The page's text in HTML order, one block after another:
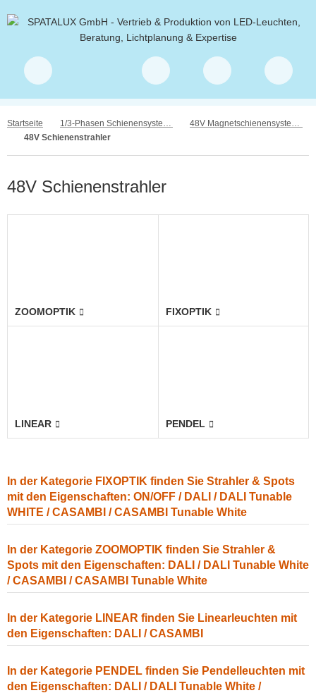
Startseite 1/3-Phasen Schienensysteme
48V Magnetschienensysteme & -Strahler
48V Schienenstrahler
48V Schienenstrahler
ZOOMOPTIK FIXOPTIK
LINEAR PENDEL
In der Kategorie FIXOPTIK finden Sie Strahler & Spots
mit den Eigenschaften: ON/OFF / DALI / DALI Tunable
WHITE / CASAMBI / CASAMBI Tunable White
In der Kategorie ZOOMOPTIK finden Sie Strahler &
Spots mit den Eigenschaften: DALI / DALI Tunable White
/ CASAMBI / CASAMBI Tunable White
In der Kategorie LINEAR finden Sie Linearleuchten mit
den Eigenschaften: DALI / CASAMBI
In der Kategorie PENDEL finden Sie Pendelleuchten mit
den Eigenschaften: DALI / DALI Tunable White /